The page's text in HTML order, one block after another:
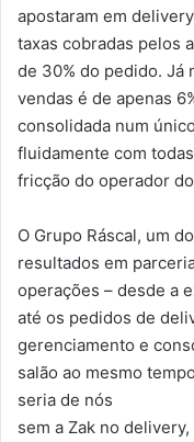
apostaram em
taxas cobradas pelos
de 30% do pedido. Já
vendas é de apenas
consolidada num
fluidamente com
fricção do operador
O Grupo Ráscal, um
resultados em
operações – desde a
até os pedidos de
gerenciamento e
salão ao mesmo
seria de nós
sem a Zak no